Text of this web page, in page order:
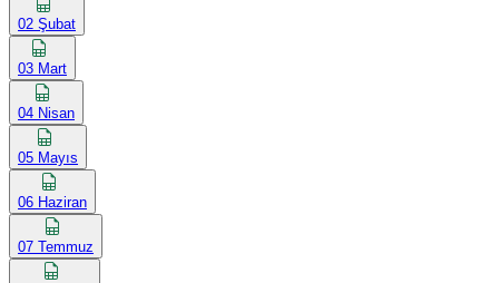
02 Şubat
03 Mart
04 Nisan
05 Mayıs
06 Haziran
07 Temmuz